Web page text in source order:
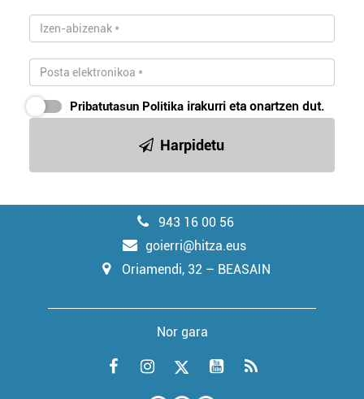
Pribatutasun Politika irakurri eta onartzen dut.
Harpidetu
943 16 00 56
goierri@hitza.eus
Oriamendi, 32 – BEASAIN
Nor gara